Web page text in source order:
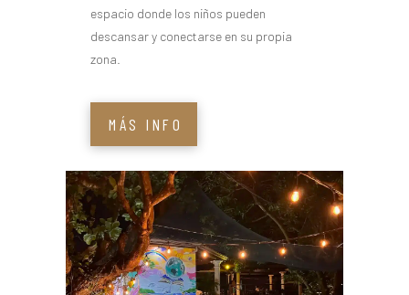
espacio donde los niños pueden
descansar y conectarse en su propia
zona.
MÁS INFO